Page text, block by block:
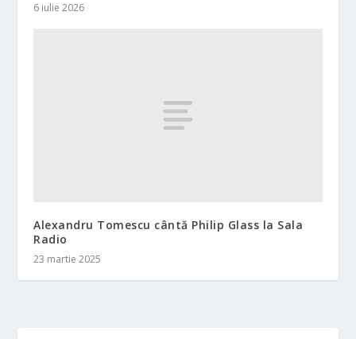
6 iulie 2026
Alexandru Tomescu cântă Philip Glass la Sala
Radio
23 martie 2025